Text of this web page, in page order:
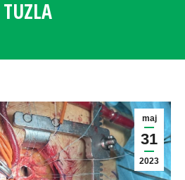
TUZLA
maj
31
2023